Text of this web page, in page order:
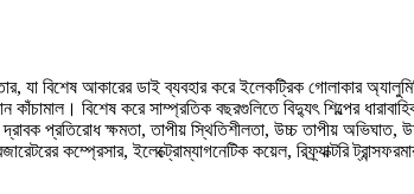
যা বিশেষ আকারের ডাই ব্যবহার করে ইলেকট্রিক গোলাকার
কাঁচামাল। বিশেষ করে সাম্প্রতিক বছরগুলিতে বিদ্যুৎ শিল্পের
প্রতিরোধ ক্ষমতা, তাপীয় স্থিতিশীলতা, উচ্চ তাপীয় অভিঘাত,
কম্প্রেসার, ইলেক্ট্রোম্যাগনেটিক কয়েল, রিফ্র্যাক্টরি